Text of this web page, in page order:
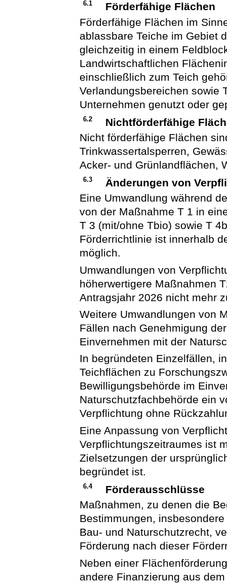
6.1
Förderfähige Flächen
Förderfähige Flächen im
ablassbare Teiche im Gebiet
gleichzeitig in einem
Landwirtschaftlichen
einschließlich zum Teich
Verlandungsbereichen sowie
Unternehmen genutzt oder
6.2
Nichtförderfähige
Nicht förderfähige Flächen
Trinkwassertalsperren,
Acker- und Grünlandflächen,
6.3
Änderungen von
Eine Umwandlung während
von der Maßnahme T 1 in
T 3 (mit/ohne Tbio) sowie T
Förderrichtlinie ist innerhalb
möglich.
Umwandlungen von
höherwertigere Maßnahmen
Antragsjahr 2026 nicht mehr
Weitere Umwandlungen von
Fällen nach Genehmigung
Einvernehmen mit der
In begründeten Einzelfällen,
Teichflächen zu
Bewilligungsbehörde im
Naturschutzfachbehörde ein
Verpflichtung ohne
Eine Anpassung von
Verpflichtungszeitraumes ist
Zielsetzungen der
begründet ist.
6.4
Förderausschlüsse
Maßnahmen, zu denen die
Bestimmungen,
Bau- und Naturschutzrecht,
Förderung nach dieser
Neben einer
andere Finanzierung aus